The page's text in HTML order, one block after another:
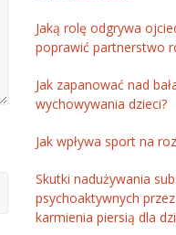
Jaką rolę odgrywa
poprawić partnerstwo
Jak zapanować nad
wychowywania dzieci?
Jak wpływa sport na
Skutki nadużywania
psychoaktywnych
karmienia piersią dla